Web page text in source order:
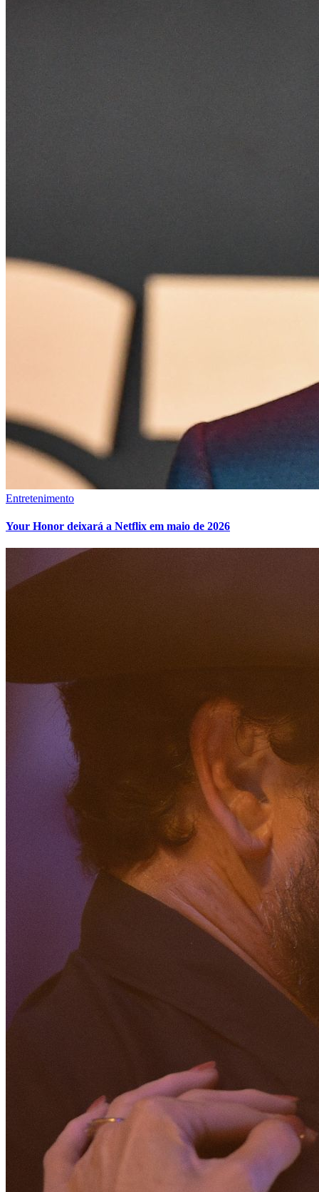
Entretenimento
Your Honor deixará a Netflix em maio de 2026